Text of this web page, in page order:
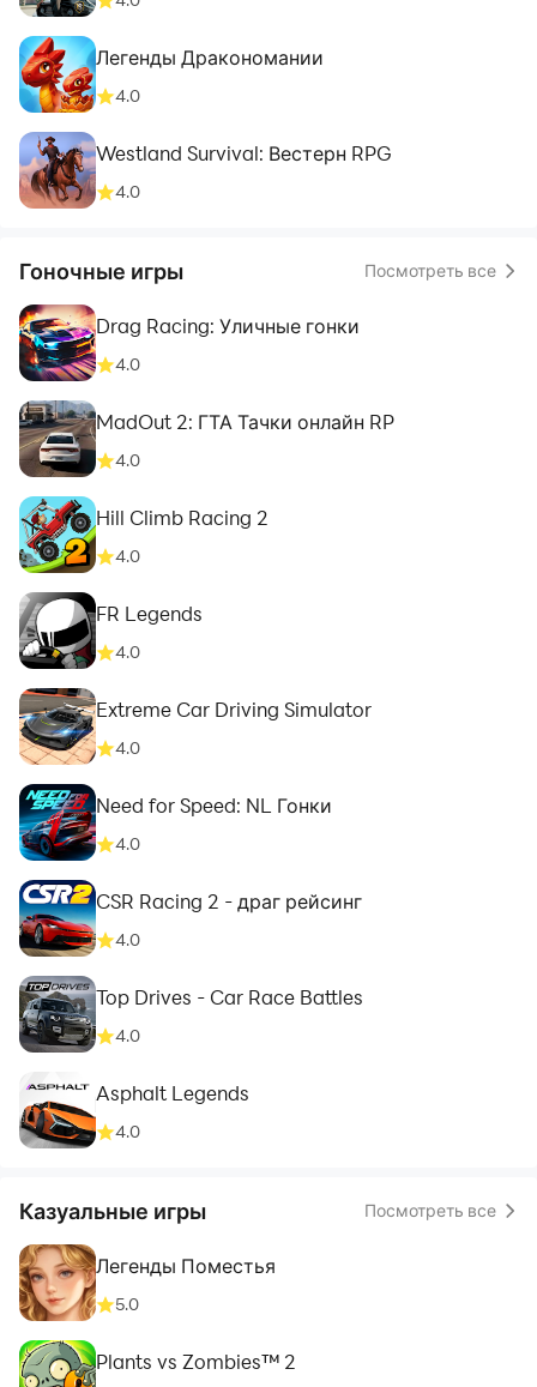
Легенды Дракономании
4.0
Westland Survival: Вестерн RPG
4.0
Гоночные игры Посмотреть все
Drag Racing: Уличные гонки
4.0
MadOut 2: ГТА Тачки онлайн RP
4.0
Hill Climb Racing 2
4.0
FR Legends
4.0
Extreme Car Driving Simulator
4.0
Need for Speed: NL Гонки
4.0
CSR Racing 2 - драг рейсинг
4.0
Top Drives - Car Race Battles
4.0
Asphalt Legends
4.0
Казуальные игры Посмотреть все
Легенды Поместья
5.0
Plants vs Zombies™ 2